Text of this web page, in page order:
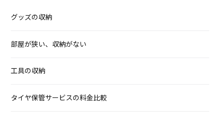
グッズの収納
部屋が狭い、収納がない
工具の収納
タイヤ保管サービスの料金比較